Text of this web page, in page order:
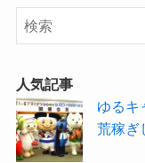
人気記事
ゆるキ
荒稼ぎ